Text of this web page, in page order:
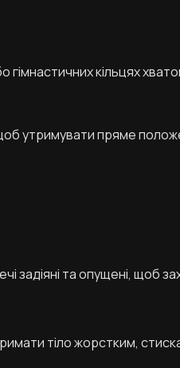
гімнастичних кільцях
утримувати пряме
задіяні та опущені, щоб
тіло жорстким,